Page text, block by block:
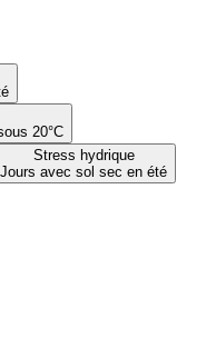
20°C
Stress hydrique
Jours avec sol sec en été